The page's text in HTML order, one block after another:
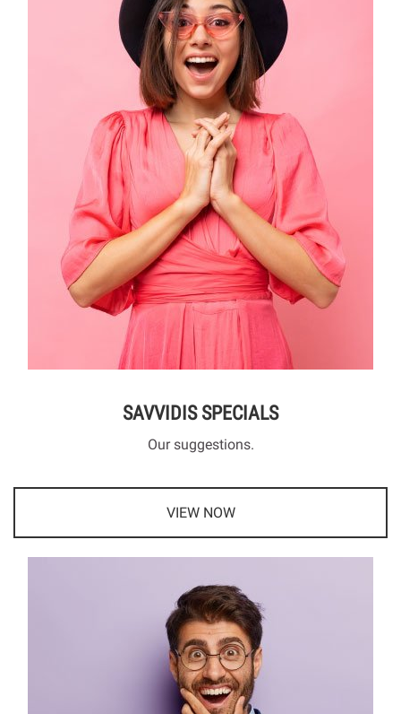
SAVVIDIS SPECIALS
Our suggestions.
VIEW NOW